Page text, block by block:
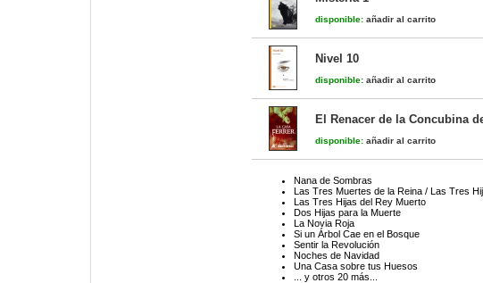
disponible: añadir al carrito
Nivel 10
disponible: añadir al carrito
El Renacer de la Concubina
disponible: añadir al carrito
Nana de Sombras
Las Tres Muertes de la Reina / Las Tres
Las Tres Hijas del Rey Muerto
Dos Hijas para la Muerte
La Novia Roja
Si un Árbol Cae en el Bosque
Sentir la Revolución
Noches de Navidad
Una Casa sobre tus Huesos
... y otros 20 más...